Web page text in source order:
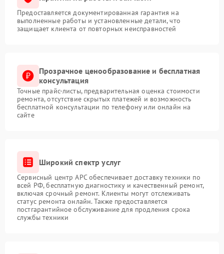
Предоставляется документированная гарантия на
выполненные работы и установленные детали, что
защищает клиента от повторных неисправностей
Прозрачное ценообразование и бесплатная
консультация
Точные прайс-листы, предварительная оценка стоимости
ремонта, отсутствие скрытых платежей и возможность
бесплатной консультации по телефону или онлайн на
сайте
Широкий спектр услуг
Сервисный центр APC обеспечивает доставку техники по
всей РФ, бесплатную диагностику и качественный ремонт,
включая срочный ремонт. Клиенты могут отслеживать
статус ремонта онлайн. Также предоставляется
постгарантийное обслуживание для продления срока
службы техники